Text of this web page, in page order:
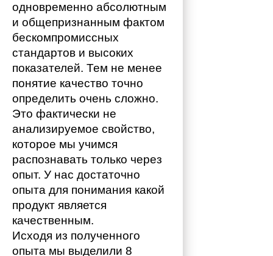
одновременно абсолютным
и общепризнанным фактом
бескомпромиссных
стандартов и высоких
показателей. Тем не менее
понятие качество точно
определить очень сложно.
Это фактически не
анализируемое свойство,
которое мы учимся
распознавать только через
опыт. У нас достаточно
опыта для понимания какой
продукт является
качественным.
Исходя из полученного
опыта мы выделили 8